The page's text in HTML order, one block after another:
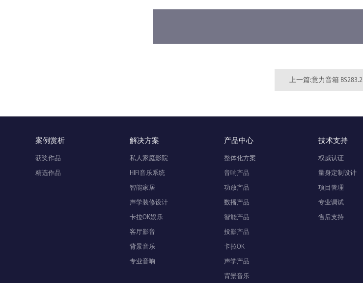
上一篇:意力音箱 BS283.2
案例赏析
获奖作品
精选作品
解决方案
私人家庭影院
HIFI音乐系统
智能家居
声学装修设计
卡拉OK娱乐
客厅影音
背景音乐
专业音响
产品中心
整体化方案
音响产品
功放产品
数播产品
智能产品
投影产品
卡拉OK
声学产品
背景音乐
技术支持
权威认证
量身定制设计
项目管理
专业调试
售后支持